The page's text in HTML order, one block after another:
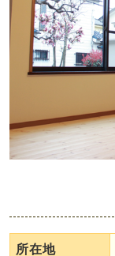
所在地